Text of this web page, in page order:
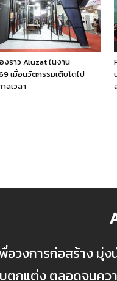
งราว Aluzat ในงาน
เมื่อนวัตกรรมเติบโตไป
ลเวลา
อวงการก่อสร้าง
กแต่ง ตลอดจนคว